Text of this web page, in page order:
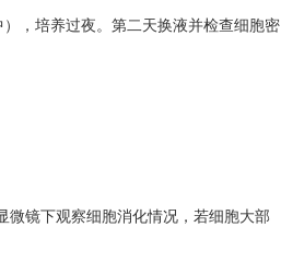
，培养过夜。第二天换液并检查细胞密
微镜下观察细胞消化情况，若细胞大部